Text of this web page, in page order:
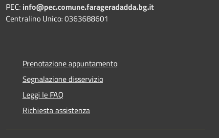
PEC: info@pec.comune.farageradadda.bg.it
Centralino Unico: 0363688601
Prenotazione appuntamento
Segnalazione disservizio
Leggi le FAQ
Richiesta assistenza